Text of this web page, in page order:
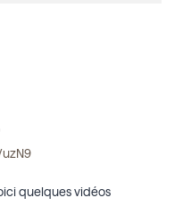
quelques vidéos